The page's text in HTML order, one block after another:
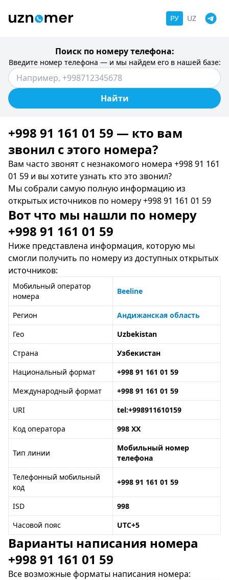
РУ UZ
Поиск по номеру телефона:
Введите номер телефона — и мы найдем его в нашей базе:
Найти
+998 91 161 01 59 — кто вам
звонил c этого номера?
Вам часто звонят с незнакомого номера +998 91 161
01 59 и вы хотите узнать кто это звонил?
Мы собрали самую полную информацию из
открытых источников по номеру +998 91 161 01 59
Вот что мы нашли по номеру
+998 91 161 01 59
Ниже представлена информация, которую мы
смогли получить по номеру из доступных открытых
источников:
Мобильный оператор
номера
Beeline
Регион
Андижанская область
Гео
Uzbekistan
Страна
Узбекистан
Национальный формат
+998 91 161 01 59
Международный формат
+998 91 161 01 59
URI
tel:+998911610159
Код оператора
998 XX
Тип линии
Мобильный номер
телефона
Телефонный мобильный
код
+998 91 161 01 59
ISD
998
Часовой пояс
UTC+5
Варианты написания номера
+998 91 161 01 59
Все возможные форматы написания номера: